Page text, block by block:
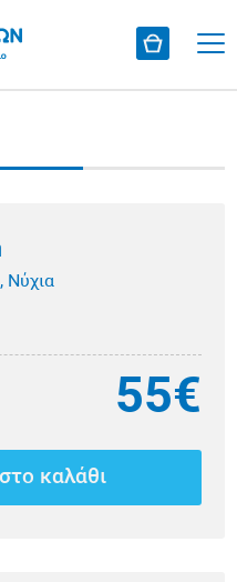
Νύχια
55€
καλάθι